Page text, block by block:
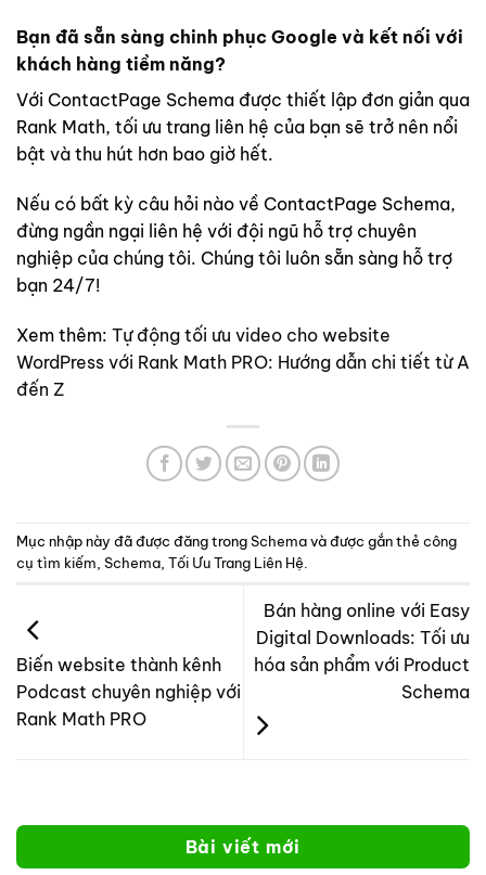
Bạn đã sẵn sàng chinh phục Google và kết nối với
khách hàng tiềm năng?
Với ContactPage Schema được thiết lập đơn giản qua
Rank Math, tối ưu trang liên hệ của bạn sẽ trở nên nổi
bật và thu hút hơn bao giờ hết.
Nếu có bất kỳ câu hỏi nào về ContactPage Schema,
đừng ngần ngại liên hệ với đội ngũ hỗ trợ chuyên
nghiệp của chúng tôi. Chúng tôi luôn sẵn sàng hỗ trợ
bạn 24/7!
Xem thêm: Tự động tối ưu video cho website
WordPress với Rank Math PRO: Hướng dẫn chi tiết từ A
đến Z
Mục nhập này đã được đăng trongSchemavà được gắn thẻ công
cụ tìm kiếm Schema Tối Ưu Trang Liên Hệ
Biến website thành kênh
Podcast chuyên nghiệp với
Rank Math PRO
Bán hàng online với Easy
Digital Downloads: Tối ưu
hóa sản phẩm với Product
Schema
Bài viết mới